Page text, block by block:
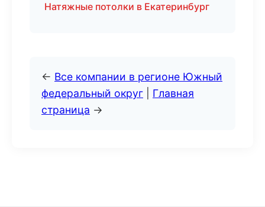
Натяжные потолки в Екатеринбург
← Все компании в регионе Южный
федеральный округ
Главная
страница →